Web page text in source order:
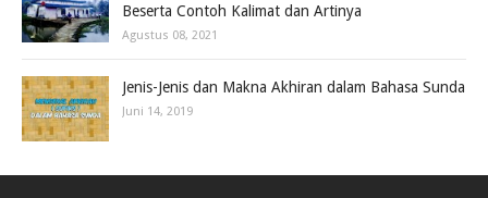
Beserta Contoh Kalimat dan Artinya
Agustus 08, 2021
Jenis-Jenis dan Makna Akhiran dalam Bahasa Sunda
Juni 14, 2019